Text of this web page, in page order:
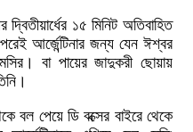
১৫ মিনিট অতিবাহিত
আর্জেন্টিনার জন্য যেন ঈশ্বর
বা পায়ের জাদুকরী ছোয়ায়
বল পেয়ে ডি বক্সের বাইরে থেকে